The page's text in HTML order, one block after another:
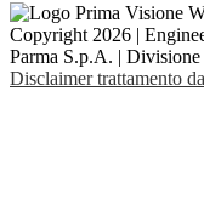
Copyright 2026 |
Parma S.p.A. |
Disclaimer trattamento